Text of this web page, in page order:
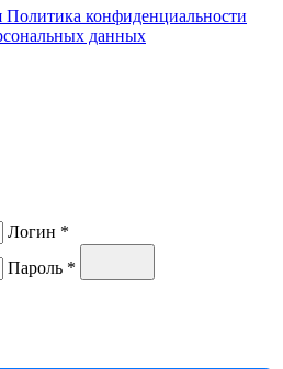
Политика конфиденциальности
данных
Логин *
Пароль *